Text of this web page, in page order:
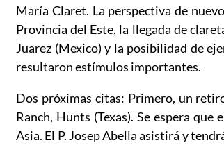
María Claret. La perspectiva de
Provincia del Este, la llegada de
Juarez (Mexico) y la posibilidad de
resultaron estímulos importantes.
Dos próximas citas: Primero, un
Ranch, Hunts (Texas). Se espera
Asia. El P. Josep Abella asistirá y